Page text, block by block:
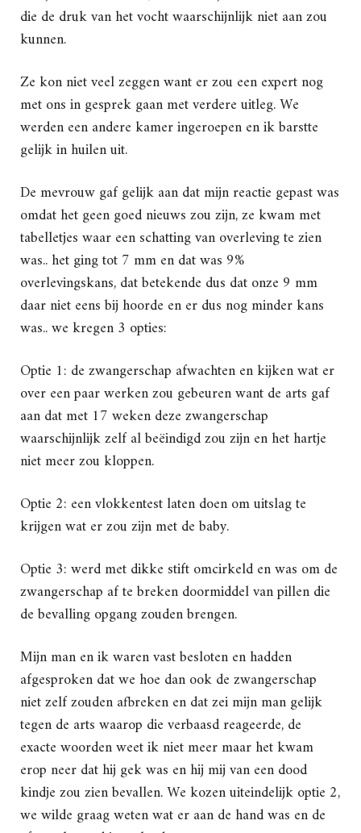
die de druk van het vocht waarschijnlijk niet aan zou
kunnen.
Ze kon niet veel zeggen want er zou een expert nog
met ons in gesprek gaan met verdere uitleg. We
werden een andere kamer ingeroepen en ik barstte
gelijk in huilen uit.
De mevrouw gaf gelijk aan dat mijn reactie gepast was
omdat het geen goed nieuws zou zijn, ze kwam met
tabelletjes waar een schatting van overleving te zien
was.. het ging tot 7 mm en dat was 9%
overlevingskans, dat betekende dus dat onze 9 mm
daar niet eens bij hoorde en er dus nog minder kans
was.. we kregen 3 opties:
Optie 1: de zwangerschap afwachten en kijken wat er
over een paar werken zou gebeuren want de arts gaf
aan dat met 17 weken deze zwangerschap
waarschijnlijk zelf al beëindigd zou zijn en het hartje
niet meer zou kloppen.
Optie 2: een vlokkentest laten doen om uitslag te
krijgen wat er zou zijn met de baby.
Optie 3: werd met dikke stift omcirkeld en was om de
zwangerschap af te breken doormiddel van pillen die
de bevalling opgang zouden brengen.
Mijn man en ik waren vast besloten en hadden
afgesproken dat we hoe dan ook de zwangerschap
niet zelf zouden afbreken en dat zei mijn man gelijk
tegen de arts waarop die verbaasd reageerde, de
exacte woorden weet ik niet meer maar het kwam
erop neer dat hij gek was en hij mij van een dood
kindje zou zien bevallen. We kozen uiteindelijk optie 2,
we wilde graag weten wat er aan de hand was en de